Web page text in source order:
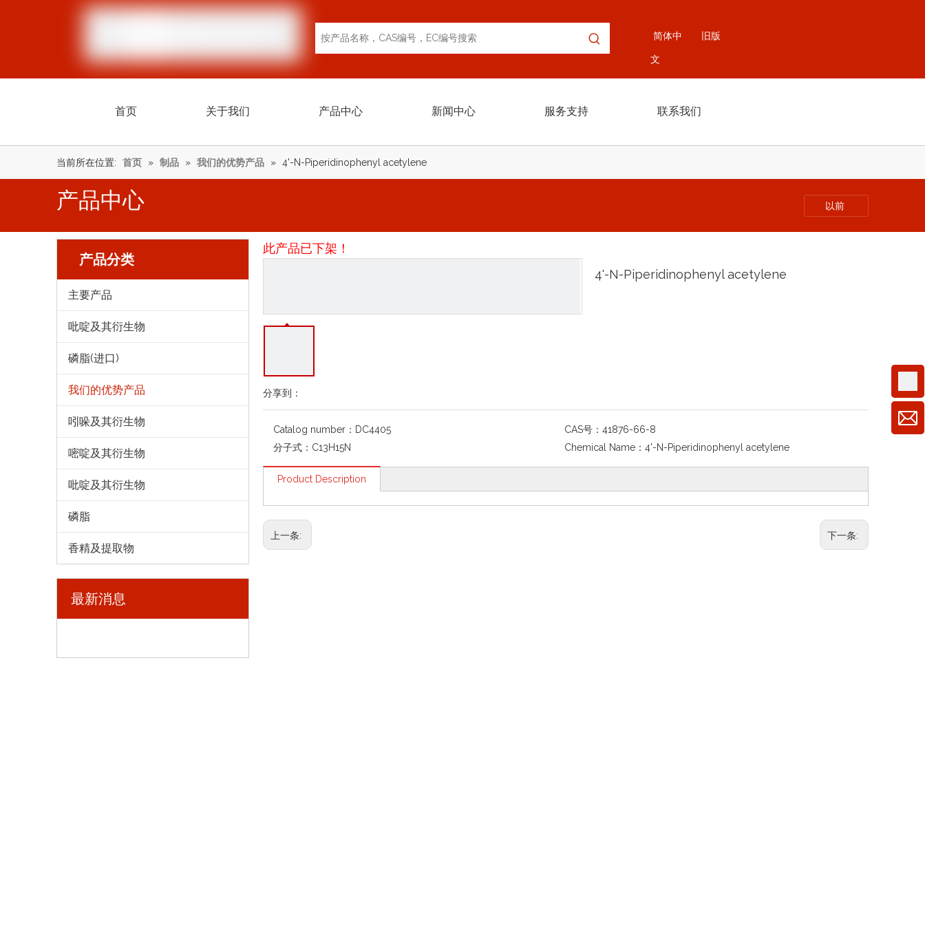
简体中
文
旧版
首页 关于我们 产品中心 新闻中心 服务支持 联系我们
当前所在位置: 首页 » 制品 » 我们的优势产品 » 4'-N-Piperidinophenyl acetylene
产品中心 以前
产品分类
主要产品
吡啶及其衍生物
磷脂(进口)
我们的优势产品
吲哚及其衍生物
嘧啶及其衍生物
吡啶及其衍生物
磷脂
香精及提取物
最新消息
此产品已下架！
分享到：
4'-N-Piperidinophenyl acetylene
Catalog number： DC4405 CAS号：41876-66-8
分子式： C13H15N Chemical Name：4'-N-Piperidinophenyl acetylene
Product Description
上一条: 下一条: